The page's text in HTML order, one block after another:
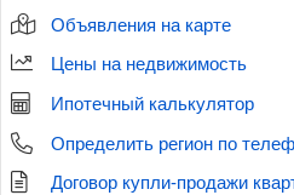
Объявления на карте
Цены на недвижимость
Ипотечный калькулятор
Определить регион по
Договор купли-продажи